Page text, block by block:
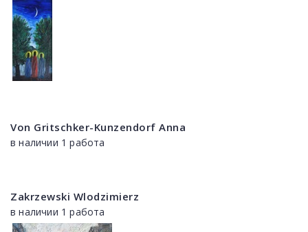
Von Gritschker-Kunzendorf Anna
в наличии 1 работа
Zakrzewski Wlodzimierz
в наличии 1 работа